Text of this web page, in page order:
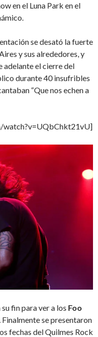
en el Luna Park en el
se desató la fuerte
y sus alrededores, y
adelante el cierre del
durante 40 insufribles
“Que nos echen a
fin para ver a los Foo
se presentaron
fechas del Quilmes Rock